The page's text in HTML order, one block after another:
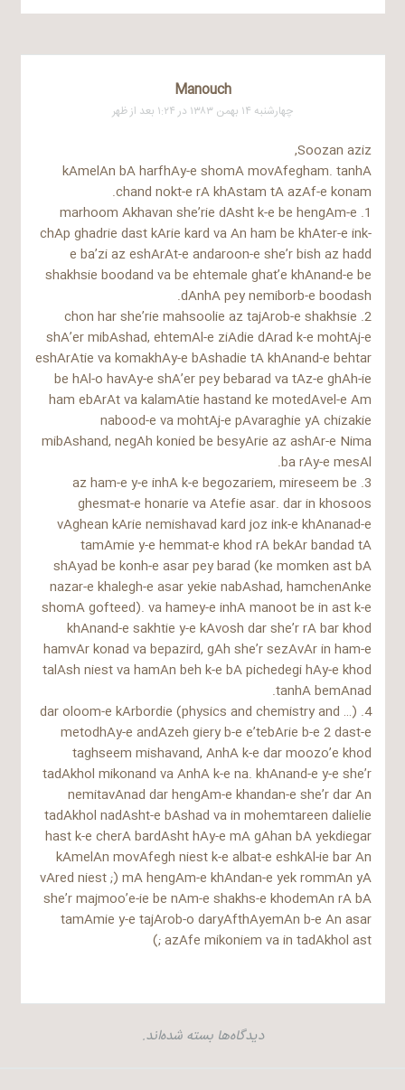
Manouch
چهارشنبه ۱۴ بهمن ۱۳۸۳ در ۱:۲۴ بعد از ظهر
Soozan aziz,
kAmelAn bA harfhAy-e shomA movAfegham. tanhA
chand nokt-e rA khAstam tA azAf-e konam.
1. marhoom Akhavan she’rie dAsht k-e be hengAm-e
chAp ghadrie dast kArie kard va An ham be khAter-e ink-
e ba’zi az eshArAt-e andaroon-e she’r bish az hadd
shakhsie boodand va be ehtemale ghat’e khAnand-e be
dAnhA pey nemiborb-e boodash.
2. chon har she’rie mahsoolie az tajArob-e shakhsie
shA’er mibAshad, ehtemAl-e ziAdie dArad k-e mohtAj-e
eshArAtie va komakhAy-e bAshadie tA khAnand-e behtar
be hAl-o havAy-e shA’er pey bebarad va tAz-e ghAh-ie
ham ebArAt va kalamAtie hastand ke motedAvel-e Am
nabood-e va mohtAj-e pAvaraghie yA chizakie
mibAshand, negAh konied be besyArie az ashAr-e Nima
ba rAy-e mesAl.
3. az ham-e y-e inhA k-e begozariem, mireseem be
ghesmat-e honarie va Atefie asar. dar in khosoos
vAghean kArie nemishavad kard joz ink-e khAnanad-e
tamAmie y-e hemmat-e khod rA bekAr bandad tA
shAyad be konh-e asar pey barad (ke momken ast bA
nazar-e khalegh-e asar yekie nabAshad, hamchenAnke
shomA gofteed). va hamey-e inhA manoot be in ast k-e
khAnand-e sakhtie y-e kAvosh dar she’r rA bar khod
hamvAr konad va bepazird, gAh she’r sezAvAr in ham-e
talAsh niest va hamAn beh k-e bA pichedegi hAy-e khod
tanhA bemAnad.
4. dar oloom-e kArbordie (physics and chemistry and …)
metodhAy-e andAzeh giery b-e e’tebArie b-e 2 dast-e
taghseem mishavand, AnhA k-e dar moozo’e khod
tadAkhol mikonand va AnhA k-e na. khAnand-e y-e she’r
nemitavAnad dar hengAm-e khandan-e she’r dar An
tadAkhol nadAsht-e bAshad va in mohemtareen dalielie
hast k-e cherA bardAsht hAy-e mA gAhan bA yekdiegar
kAmelAn movAfegh niest k-e albat-e eshkAl-ie bar An
vAred niest ;) mA hengAm-e khAndan-e yek rommAn yA
she’r majmoo’e-ie be nAm-e shakhs-e khodemAn rA bA
tamAmie y-e tajArob-o daryAfthAyemAn b-e An asar
azAfe mikoniem va in tadAkhol ast ;)
دیدگاه‌ها بسته شده‌اند.